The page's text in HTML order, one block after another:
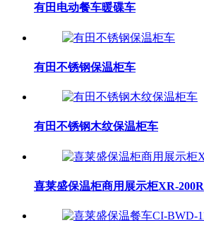
有田电动餐车暖碟车
有田不锈钢保温柜车
有田不锈钢木纹保温柜车
喜莱盛保温柜商用展示柜XR-200R